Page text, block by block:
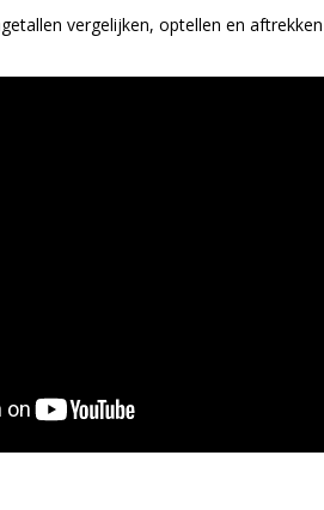
vergelijken, optellen en aftrekken